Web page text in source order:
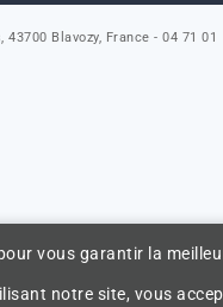
vous garantir la
notre site, vous
Blavozy, France - 04 71 01